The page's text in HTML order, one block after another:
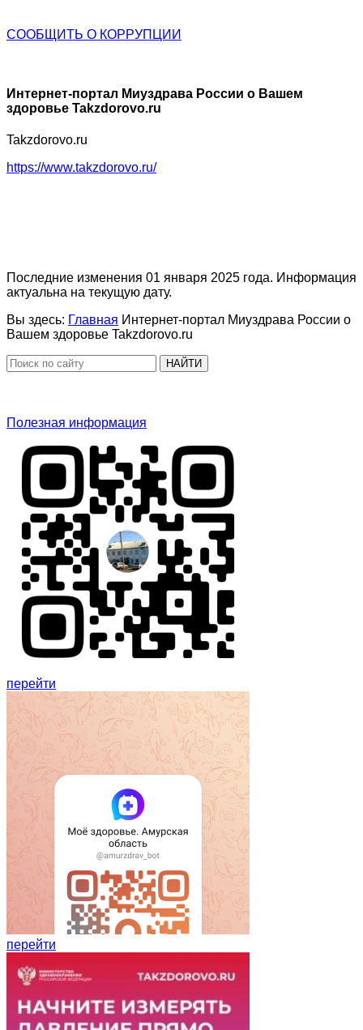
СООБЩИТЬ О КОРРУПЦИИ
Интернет-портал Миyздрава России о Вашем
здоровье Takzdorovo.ru
Takzdorovo.ru
https://www.takzdorovo.ru/
Последние изменения 01 января 2025 года. Информация
актуальна на текущую дату.
Вы здесь: Главная Интернет-портал Миyздрава России о
Вашем здоровье Takzdorovo.ru
НАЙТИ
Полезная информация
перейти
перейти